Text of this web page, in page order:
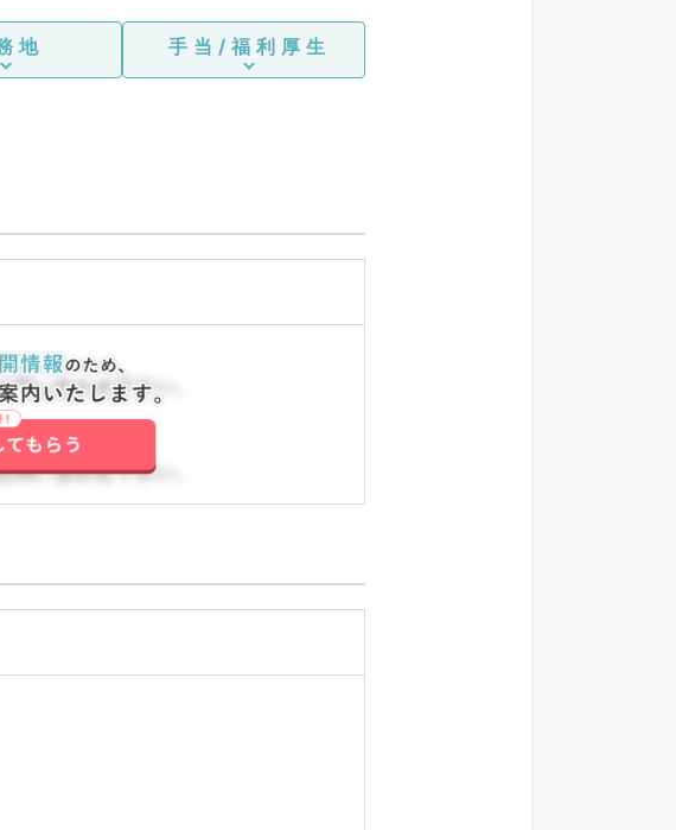
地 手当/福利厚生
問い合わせ下さい。
問い合わせ下さい。